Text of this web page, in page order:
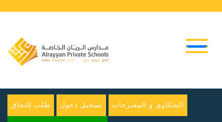
طلب إلتحاق تسجيل دخول الشكاوى و المقترحات